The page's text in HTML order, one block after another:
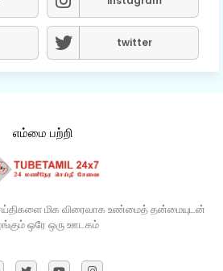
twitter
எம்மை பற்றி
மிக விரைவாக உண்மைத் தன்மையுடன்
ஒரே ஒரு ஊடகம்​